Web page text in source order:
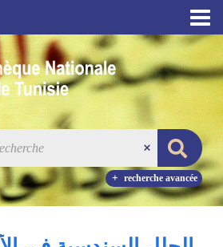
recherche avancée